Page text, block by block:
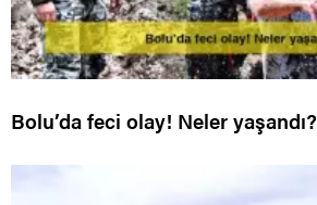
Bolu’da feci olay! Neler yaşandı?